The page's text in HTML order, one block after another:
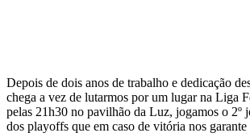
Depois de dois anos de trabalho e dedicação
chega a vez de lutarmos por um lugar na Liga
pelas 21h30 no pavilhão da Luz, jogamos o 2º
dos playoffs que em caso de vitória nos garante